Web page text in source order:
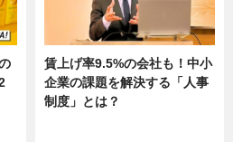
賃上げ率9.5%の会社も！中小
企業の課題を解決する「人事
制度」とは？